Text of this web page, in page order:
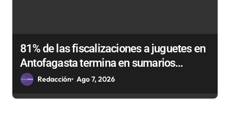
81% de las fiscalizaciones a juguetes en
Antofagasta termina en sumarios
sanitarios
Redacción Ago 7, 2026